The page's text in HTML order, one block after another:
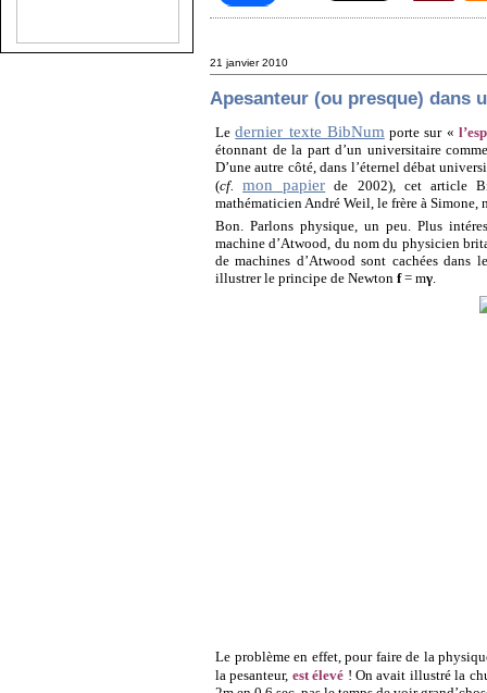
21 janvier 2010
Apesanteur (ou presque) dans
Ledernier texte BibNum porte sur «
étonnant de la part d’un universitaire
D’une autre côté, dans l’éternel débat
(cf. mon papier de 2002), cet article
mathématicien André Weil, le frère à Simone,
Bon. Parlons physique, un peu. Plus
machine d’Atwood, du nom du physicien
de machines d’Atwood sont cachées dans
illustrer le principe de Newtonf= mγ
Le problème en effet, pour faire de la
la pesanteur, est élevé ! On avait illustré la